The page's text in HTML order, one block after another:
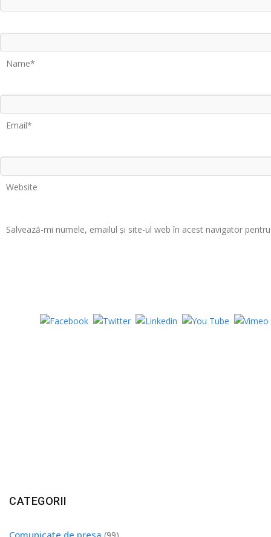
Name*
Email*
Website
Salvează-mi numele, emailul și site-ul web în acest navigator
CATEGORII